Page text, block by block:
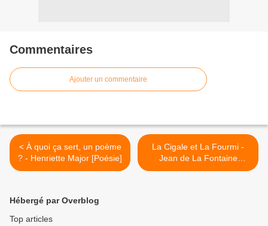
Commentaires
Ajouter un commentaire
< À quoi ça sert, un poème
? - Henriette Major [Poésie]
La Cigale et La Fourmi -
Jean de La Fontaine
[Fable] >
Hébergé par Overblog
Top articles